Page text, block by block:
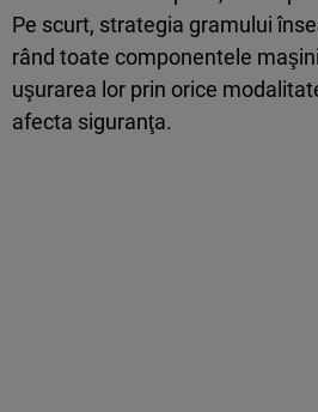
Pe scurt, strategia gramului
rând toate componentele
uşurarea lor prin orice
afecta siguranţa.